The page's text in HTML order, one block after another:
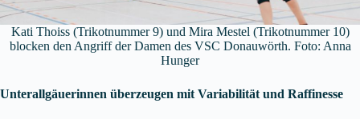
Kati Thoiss (Trikotnummer 9) und Mira Mestel (Trikotnummer 10)
blocken den Angriff der Damen des VSC Donauwörth. Foto: Anna
Hunger
Unterallgäuerinnen überzeugen mit Variabilität und Raffinesse